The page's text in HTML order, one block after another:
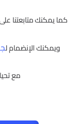
كما يمكنك متابعتنا
ويمكنك الإنضمام ل
مع